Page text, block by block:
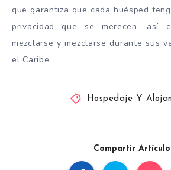
que garantiza que cada huésped
privacidad que se merecen, así
mezclarse y mezclarse durante sus
el Caribe.
Hospedaje Y
Compartir